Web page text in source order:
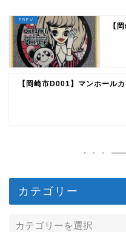
【
【岡崎市D001】マンホール
カテゴリー